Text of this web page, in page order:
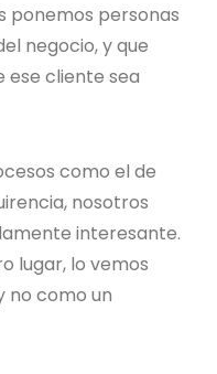
ponemos personas
negocio, y que
ese cliente sea
como el de
nosotros
interesante.
lugar, lo vemos
no como un